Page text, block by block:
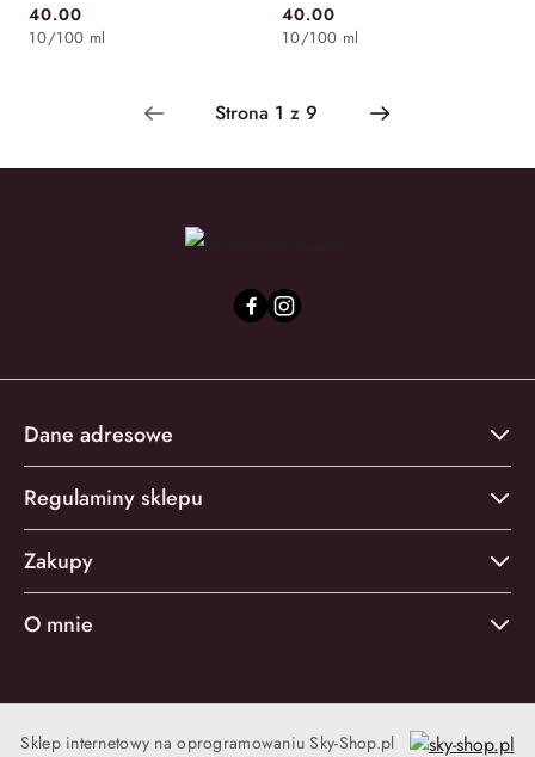
Cena:
40.00
10/100 ml Cena:
40.00
10/100 ml
Dane adresowe
Regulaminy sklepu
Zakupy
O mnie
Sklep internetowy na oprogramowaniu Sky-Shop.pl